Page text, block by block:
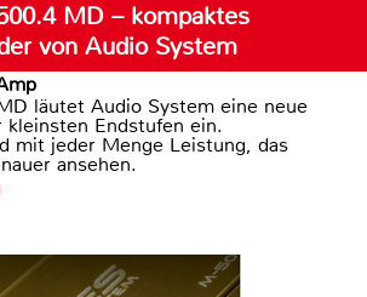
MD – kompaktes
von Audio System
läutet Audio System eine neue
kleinsten Endstufen ein.
mit jeder Menge Leistung, das
ansehen.